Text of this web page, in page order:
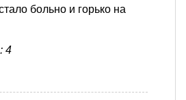
больно и горько на
4